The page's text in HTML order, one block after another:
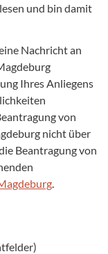
und bin damit
Nachricht an
Ihres Anliegens
von
nicht über
Beantragung von
.